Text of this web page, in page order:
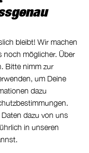
bleibt! Wir machen
noch möglicher. Über
Bitte nimm zur
um Deine
dazu
dazu von uns
in unseren